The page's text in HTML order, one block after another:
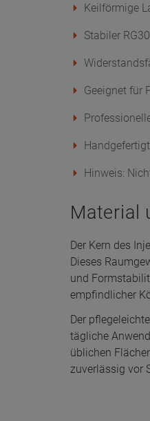
Keilförmige
Stabiler
Geeignet für
Hinweis:
Material
Der Kern des
Dieses
und
empfindlicher
Der
tägliche
üblichen
zuverlässig vor